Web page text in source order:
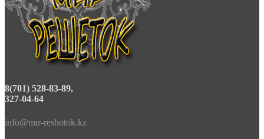
8(701) 528-83-89,
327-04-64
info@mir-reshotok.kz